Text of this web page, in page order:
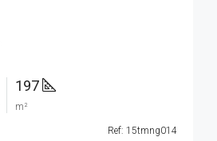
197
m²
Ref: 15tmng014